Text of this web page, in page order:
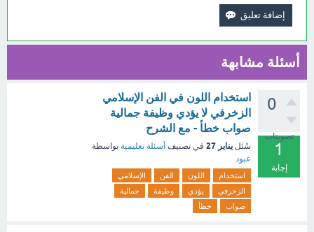
أسئلة مشابهة
0
تصويتات
1
إجابة
استخدام اللون في الفن الإسلامي
الزخرفي لا يؤدي وظيفة جمالية
صواب خطأ - مع الشرح
سُئل يناير 27 في تصنيف أسئلة تعليمية بواسطة
عبود
استخدام اللون الفن
الإسلامي
الزخرفي
يؤدي وظيفة
جمالية
صواب
خطأ